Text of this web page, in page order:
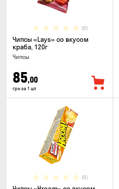
(0)
Чипсы «Lays» со вкусом
краба, 120г
Чипсы
85,00
грн за 1 шт
(0)